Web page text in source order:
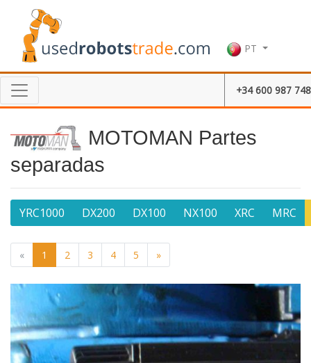
PT
+34 600 987 748
MOTOMAN Partes
separadas
YRC1000 DX200 DX100 NX100 XRC MRC
« 1 2 3 4 5 »